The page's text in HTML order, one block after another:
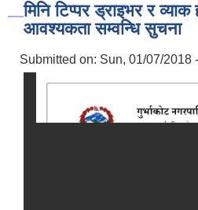
मिनि टिप्पर ड्राइभर र
आवश्यकता सम्वन्धि सुचना
Submitted on: Sun, 01/07/2018